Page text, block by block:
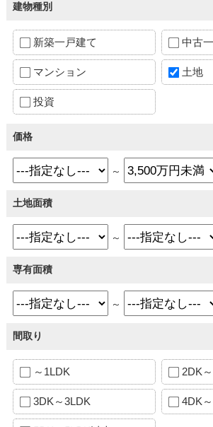
建物種別
新築一戸建て 中古
マンション 土地
投資
価格
～
土地面積
～
専有面積
～
間取り
～1LDK 2DK
3DK～3LDK 4DK